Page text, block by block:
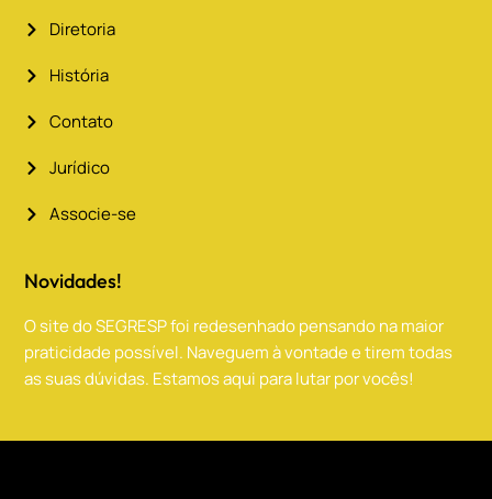
Diretoria
História
Contato
Jurídico
Associe-se
Novidades!
O site do SEGRESP foi redesenhado pensando na maior
praticidade possível. Naveguem à vontade e tirem todas
as suas dúvidas. Estamos aqui para lutar por vocês!